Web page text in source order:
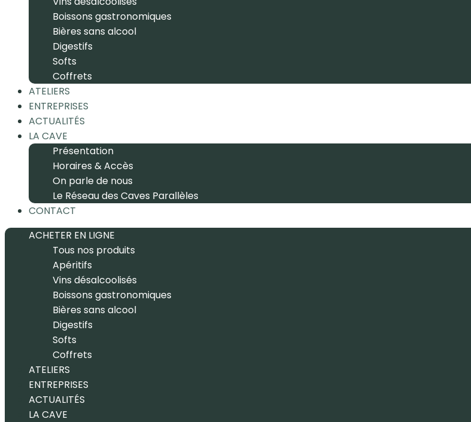
Boissons gastronomiques
Bières sans alcool
Digestifs
Softs
Coffrets
ATELIERS
ENTREPRISES
ACTUALITÉS
LA CAVE
Présentation
Horaires & Accès
On parle de nous
Le Réseau des Caves Parallèles
CONTACT
ACHETER EN LIGNE
Tous nos produits
Apéritifs
Vins désalcoolisés
Boissons gastronomiques
Bières sans alcool
Digestifs
Softs
Coffrets
ATELIERS
ENTREPRISES
ACTUALITÉS
LA CAVE